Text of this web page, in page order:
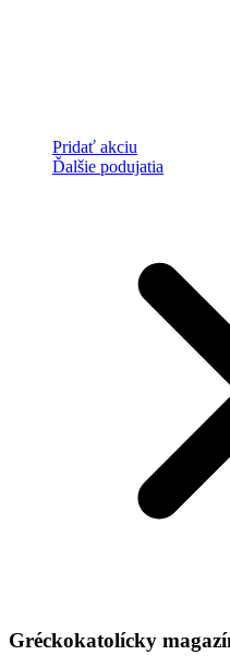
Pridať akciu
Ďalšie podujatia
Gréckokatolícky